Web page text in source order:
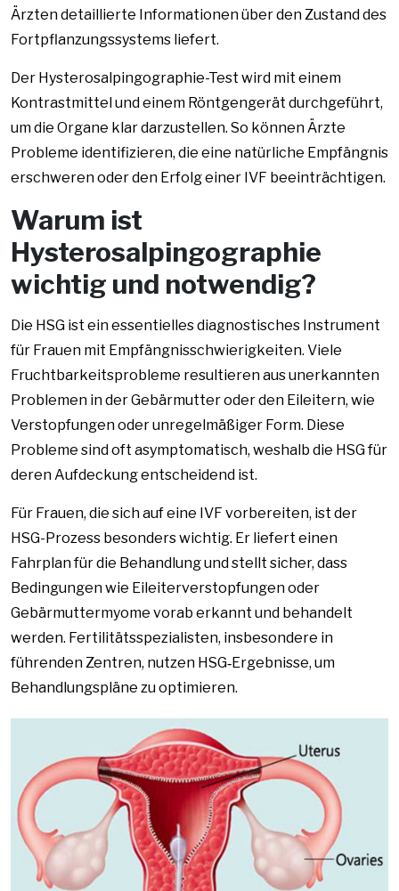
Ärzten detaillierte Informationen über den Zustand des
Fortpflanzungssystems liefert.
Der Hysterosalpingographie-Test wird mit einem
Kontrastmittel und einem Röntgengerät durchgeführt,
um die Organe klar darzustellen. So können Ärzte
Probleme identifizieren, die eine natürliche Empfängnis
erschweren oder den Erfolg einer IVF beeinträchtigen.
Warum ist
Hysterosalpingographie
wichtig und notwendig?
Die HSG ist ein essentielles diagnostisches Instrument
für Frauen mit Empfängnisschwierigkeiten. Viele
Fruchtbarkeitsprobleme resultieren aus unerkannten
Problemen in der Gebärmutter oder den Eileitern, wie
Verstopfungen oder unregelmäßiger Form. Diese
Probleme sind oft asymptomatisch, weshalb die HSG für
deren Aufdeckung entscheidend ist.
Für Frauen, die sich auf eine IVF vorbereiten, ist der
HSG-Prozess besonders wichtig. Er liefert einen
Fahrplan für die Behandlung und stellt sicher, dass
Bedingungen wie Eileiterverstopfungen oder
Gebärmuttermyome vorab erkannt und behandelt
werden. Fertilitätsspezialisten, insbesondere in
führenden Zentren, nutzen HSG‑Ergebnisse, um
Behandlungspläne zu optimieren.